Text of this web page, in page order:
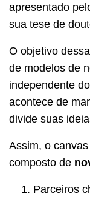
apresentado
sua tese de
O objetivo
de modelos de
independente
acontece de
divide suas
Assim, o
composto de
Parceiros